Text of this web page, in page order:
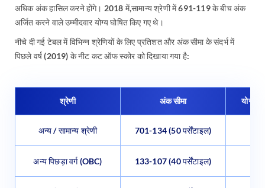
अधिक अंक हासिल करने होंगे। 2018 में,सामान्य श्रेणी में 691-119 के बीच अंक
अर्जित करने वाले उम्मीदवार योग्य घोषित किए गए थे।
नीचे दी गई टेबल में विभिन्न श्रेणियों के लिए प्रतिशत और अंक सीमा के संदर्भ में
पिछले वर्ष (2019) के नीट कट ऑफ स्कोर को दिखाया गया है:
श्रेणी अंक सीमा योग्य
अन्य / सामान्य श्रेणी 701-134 (50 पर्सेंटाइल)
अन्य पिछड़ा वर्ग (OBC) 133-107 (40 पर्सेंटाइल)